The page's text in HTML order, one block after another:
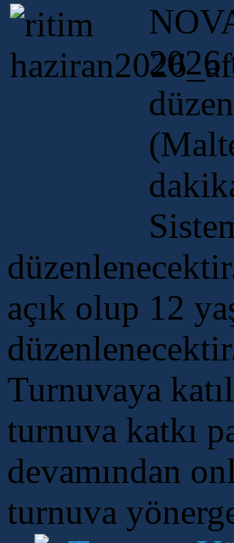
2026
açık olup 12
Turnuvaya
turnuva katkı
devamından
turnuva